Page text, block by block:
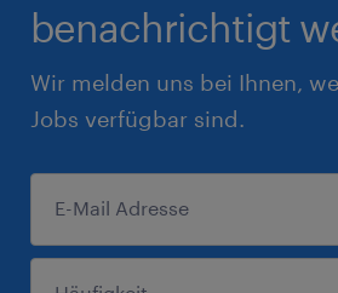
benachrichtigt
Wir melden uns bei Ihnen,
Jobs verfügbar sind.